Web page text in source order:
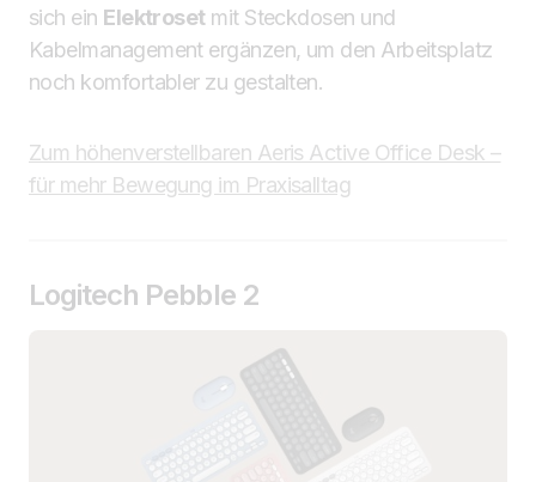
sich ein Elektrosetmit Steckdosen und
Kabelmanagement ergänzen, um den Arbeitsplatz
noch komfortabler zu gestalten.
Zum höhenverstellbaren Aeris Active Office Desk –
für mehr Bewegung im Praxisalltag
Logitech Pebble 2